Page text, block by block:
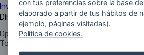
Investigadoras
Dirección del centro
Dpto. Ingeniería de Comunicaciones. Edificio
Torres Quevedo 1, 48013 Bilbao, Bizkaia
con tus preferencias sobre la base
elaborado a partir de tus hábitos de
ejemplo, páginas visitadas).
Política de cookies.